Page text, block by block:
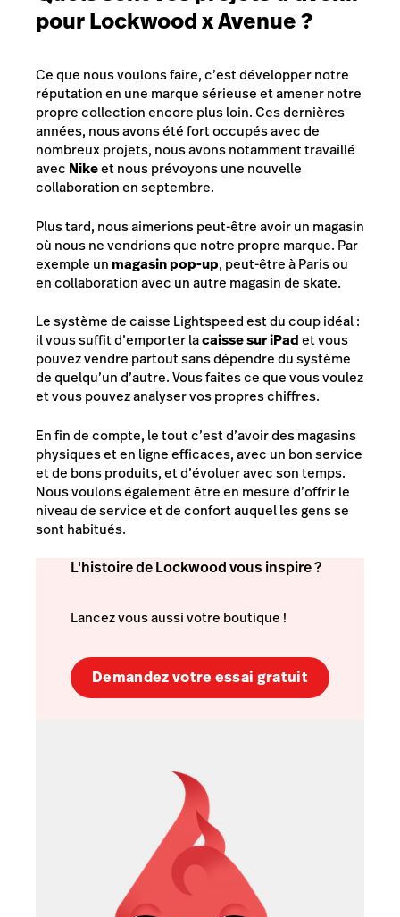
pour Lockwood x Avenue ?
Ce que nous voulons faire, c’est développer notre
réputation en une marque sérieuse et amener notre
propre collection encore plus loin. Ces dernières
années, nous avons été fort occupés avec de
nombreux projets, nous avons notamment travaillé
avec Nikeet nous prévoyons une nouvelle
collaboration en septembre.
Plus tard, nous aimerions peut-être avoir un magasin
où nous ne vendrions que notre propre marque. Par
exemple unmagasin pop-up, peut-être à Paris ou
en collaboration avec un autre magasin de skate.
Le système de caisse Lightspeed est du coup idéal :
il vous suffit d’emporter lacaisse sur iPadet vous
pouvez vendre partout sans dépendre du système
de quelqu’un d’autre. Vous faites ce que vous voulez
et vous pouvez analyser vos propres chiffres.
En fin de compte, le tout c’est d’avoir des magasins
physiques et en ligne efficaces, avec un bon service
et de bons produits, et d’évoluer avec son temps.
Nous voulons également être en mesure d’offrir le
niveau de service et de confort auquel les gens se
sont habitués.
L'histoire de Lockwood vous inspire ?
Lancez vous aussi votre boutique !
Demandez votre essai gratuit